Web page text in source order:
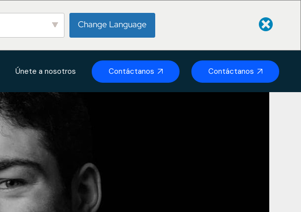
Change Language
Únete a nosotros Contáctanos Contáctanos